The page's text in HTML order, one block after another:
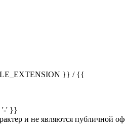
}} / {{
'-' }}
и не являются публичной